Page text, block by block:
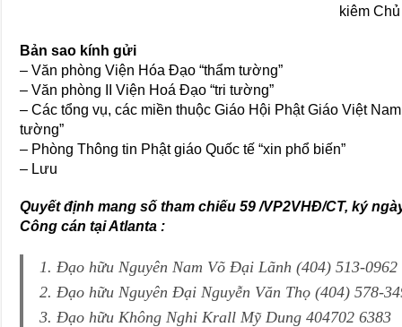
kiêm
Bản sao kính gửi
– Văn phòng Viện Hóa Đạo “thẩm tường”
– Văn phòng II Viện Hoá Đạo “tri tường”
– Các tổng vụ, các miền thuộc Giáo Hội Phật Giáo Việt
tường”
– Phòng Thông tin Phật giáo Quốc tế “xin phổ biến”
– Lưu
Quyết định mang số tham chiếu 59 /VP2VHĐ/CT, ký
Công cán tại Atlanta :
1. Đạo hữu Nguyên Nam Võ Đại Lãnh (404) 513-0962
2. Đạo hữu Nguyên Đại Nguyễn Văn Thọ (404) 578-
3. Đạo hữu Không Nghi Krall Mỹ Dung 404702 6383